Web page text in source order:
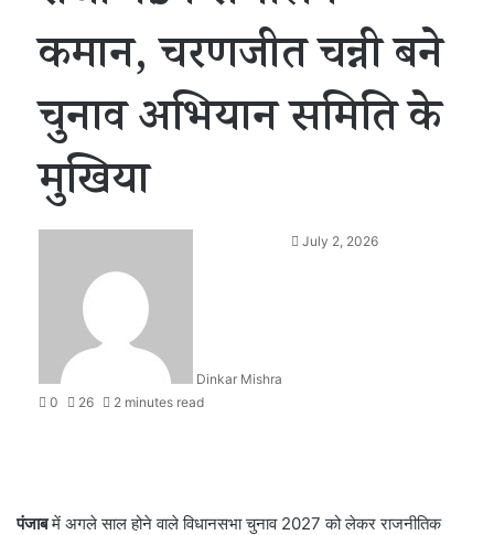
कमान, चरणजीत चन्नी बने
चुनाव अभियान समिति के
मुखिया
Dinkar Mishra
July 2, 2026
0 26 2 minutes read
पंजाबमें अगले साल होने वाले विधानसभा चुनाव 2027 को लेकर राजनीतिक